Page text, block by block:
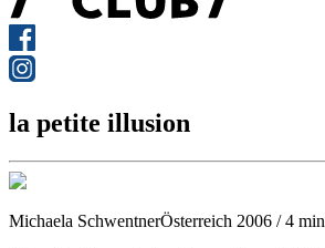
la petite illusion
Michaela SchwentnerÖsterreich 2006 / 4 min